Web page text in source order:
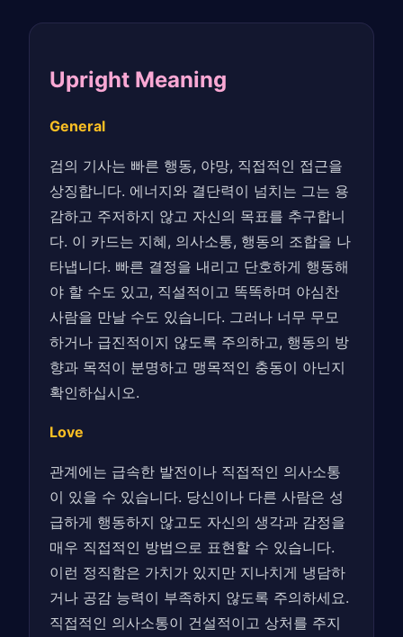
Upright Meaning
General
검의 기사는 빠른 행동, 야망, 직접적인 접근을
상징합니다. 에너지와 결단력이 넘치는 그는 용
감하고 주저하지 않고 자신의 목표를 추구합니
다. 이 카드는 지혜, 의사소통, 행동의 조합을 나
타냅니다. 빠른 결정을 내리고 단호하게 행동해
야 할 수도 있고, 직설적이고 똑똑하며 야심찬
사람을 만날 수도 있습니다. 그러나 너무 무모
하거나 급진적이지 않도록 주의하고, 행동의 방
향과 목적이 분명하고 맹목적인 충동이 아닌지
확인하십시오.
Love
관계에는 급속한 발전이나 직접적인 의사소통
이 있을 수 있습니다. 당신이나 다른 사람은 성
급하게 행동하지 않고도 자신의 생각과 감정을
매우 직접적인 방법으로 표현할 수 있습니다.
이런 정직함은 가치가 있지만 지나치게 냉담하
거나 공감 능력이 부족하지 않도록 주의하세요.
직접적인 의사소통이 건설적이고 상처를 주지